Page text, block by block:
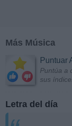
Más Música
Puntuar
Puntúa a
sus
Letra del día